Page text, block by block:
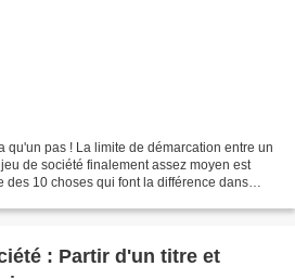
qu'un pas ! La limite de démarcation entre un
de société finalement assez moyen est
des 10 choses qui font la différence dans
: Partir d'un titre et